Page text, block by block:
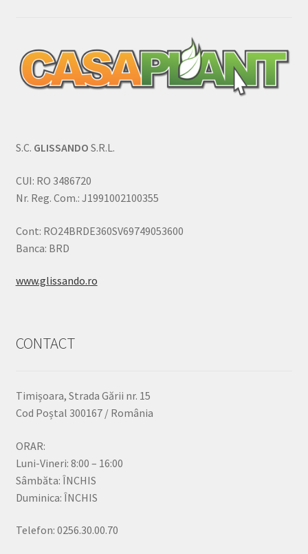
S.C. GLISSANDO S.R.L.
CUI: RO 3486720
Nr. Reg. Com.: J1991002100355
Cont: RO24BRDE360SV69749053600
Banca: BRD
www.glissando.ro
CONTACT
Timișoara, Strada Gării nr. 15
Cod Poștal 300167 / România
ORAR:
Luni-Vineri: 8:00 – 16:00
Sâmbăta: ÎNCHIS
Duminica: ÎNCHIS
Telefon: 0256.30.00.70